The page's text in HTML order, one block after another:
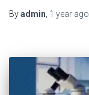
Byadmin 1 year ago